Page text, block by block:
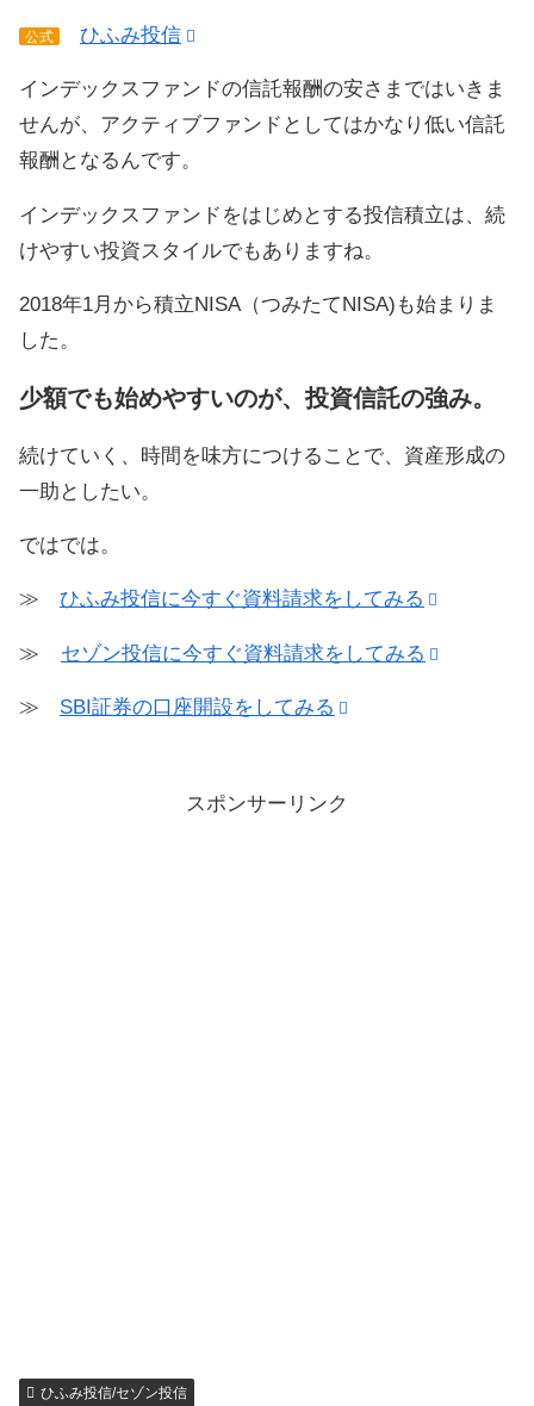
公式 ひふみ投信
インデックスファンドの信託報酬の安さまではいきま
せんが、アクティブファンドとしてはかなり低い信託
報酬となるんです。
インデックスファンドをはじめとする投信積立は、続
けやすい投資スタイルでもありますね。
2018年1月から積立NISA（つみたてNISA)も始まりま
した。
少額でも始めやすいのが、投資信託の強み。
続けていく、時間を味方につけることで、資産形成の
一助としたい。
ではでは。
≫ ひふみ投信に今すぐ資料請求をしてみる
≫ セゾン投信に今すぐ資料請求をしてみる
≫ SBI証券の口座開設をしてみる
スポンサーリンク
ひふみ投信/セゾン投信